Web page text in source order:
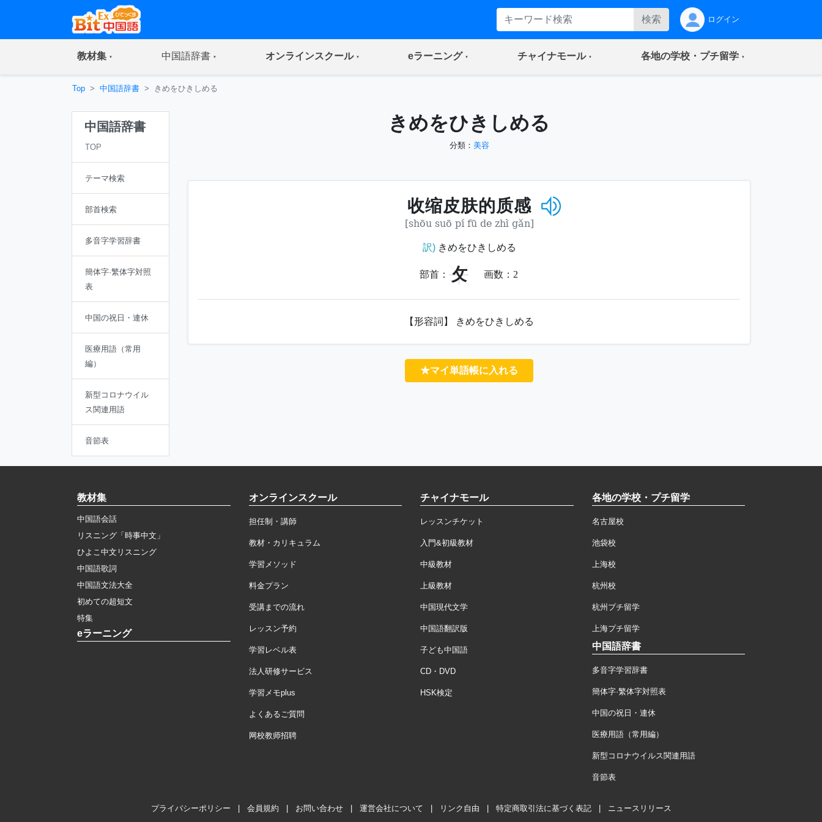
検索 ログイン
教材集(current) 中国語辞書(current) オンラインスクール(current) eラーニング(current) チャイナモール(current) 各地の学校・プチ留学(current)
Top 中国語辞書 きめをひきしめる
中国語辞書
TOP
テーマ検索
部首検索
多音字学習辞書
簡体字·繁体字対照
表
中国の祝日・連休
医療用語（常用
編）
新型コロナウイル
ス関連用語
音節表
きめをひきしめる
分類： 美容
收缩皮肤的质感
[shōu suō pí fū de zhì gǎn]
訳)きめをひきしめる
部首： 攵 画数： 2
【形容詞】 きめをひきしめる
★マイ単語帳に入れる
教材集
中国語会話
リスニング「時事中文」
ひよこ中文リスニング
中国語歌詞
中国語文法大全
初めての超短文
特集
eラーニング
オンラインスクール
担任制・講師
教材・カリキュラム
学習メソッド
料金プラン
受講までの流れ
レッスン予約
学習レベル表
法人研修サービス
学習メモplus
よくあるご質問
网校教师招聘
チャイナモール
レッスンチケット
入門&初級教材
中級教材
上級教材
中国現代文学
中国語翻訳版
子ども中国語
CD・DVD
HSK検定
各地の学校・プチ留学
名古屋校
池袋校
上海校
杭州校
杭州プチ留学
上海プチ留学
中国語辞書
多音字学習辞書
簡体字·繁体字対照表
中国の祝日・連休
医療用語（常用編）
新型コロナウイルス関連用語
音節表
プライバシーポリシー 会員規約 お問い合わせ 運営会社について リンク自由 特定商取引法に基づく表記 ニュースリリース